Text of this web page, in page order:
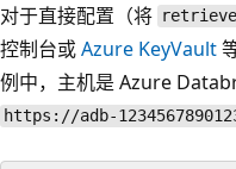
对于直接配置（将 retrieve
控制台或Azure KeyVault
例中，主机是 Azure
https://adb-